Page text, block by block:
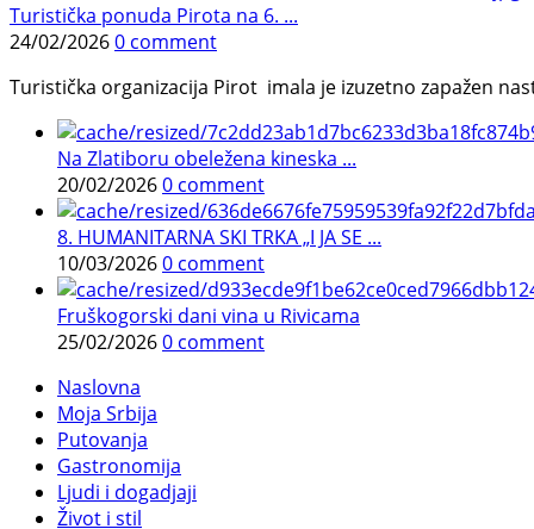
Turistička ponuda Pirota na 6. ...
24/02/20260 comment
Turistička organizacija Pirot imala je izuzetno zapažen
Na Zlatiboru obeležena kineska ...
20/02/20260 comment
8. HUMANITARNA SKI TRKA „I JA SE ...
10/03/20260 comment
Fruškogorski dani vina u Rivicama
25/02/20260 comment
Naslovna
Moja Srbija
Putovanja
Gastronomija
Ljudi i dogadjaji
Život i stil